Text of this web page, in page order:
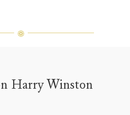
Harry Winston